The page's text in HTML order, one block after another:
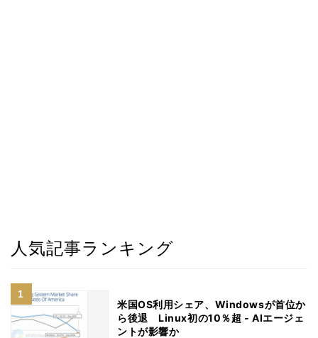
人気記事ランキング
米国OS利用シェア、Windowsが首位か
ら後退 Linux初の10％超 - AIエージェ
ントが影響か